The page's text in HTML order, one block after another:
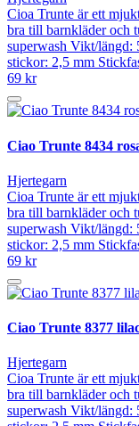
Cioa Trunte är ett
bra till barnkläder och
superwash Vikt/längd:
stickor: 2,5 mm
69 kr
Ciao Trunte 8434
Hjertegarn
Cioa Trunte är ett
bra till barnkläder och
superwash Vikt/längd:
stickor: 2,5 mm
69 kr
Ciao Trunte 8377
Hjertegarn
Cioa Trunte är ett
bra till barnkläder och
superwash Vikt/längd: